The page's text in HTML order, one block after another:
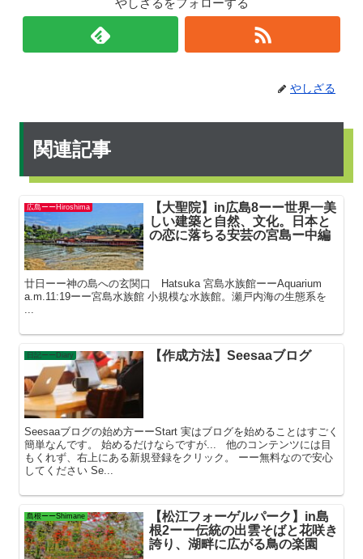
やしざるをフォローする
やしざる
関連記事
広島ーーHiroshima
【大聖院】in広島8ーー世界一美
しい建築と自然、文化。日本と
の恋に落ちる安芸の宮島ー中編
廿日ーー神の島への玄関口 Hatsuka 宮島水族館ーーAquarium
a.m.11:19ーー宮島水族館 小規模な水族館。瀬戸内海の生態系を
日記ーーDiary 【作成方法】Seesaaブログ
Seesaaブログの始め方ーーStart 実はブログを始めることはすごく
簡単なんです。 始めるだけならですが... 他のコンテンツには目
もくれず、右上にある新規登録をクリック。 ーー無料なので安心
してください Se...
島根ーーShimane
【松江フォーゲルパーク】in島
根2ーー伝統の出雲そばと花咲き
誇り、湖畔に広がる鳥の楽園